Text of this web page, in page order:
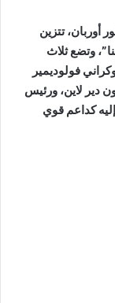
أوربان، تتزين
وتضع ثلاث
فولوديمير
دير لاين، ورئيس
إليه كداعم قوي